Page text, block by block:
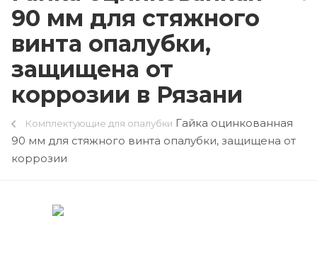
90 мм для стяжного
винта опалубки,
защищена от
коррозии в Рязани
Комплектующие для опалубки Гайка оцинкованная
90 мм для стяжного винта опалубки, защищена от
коррозии